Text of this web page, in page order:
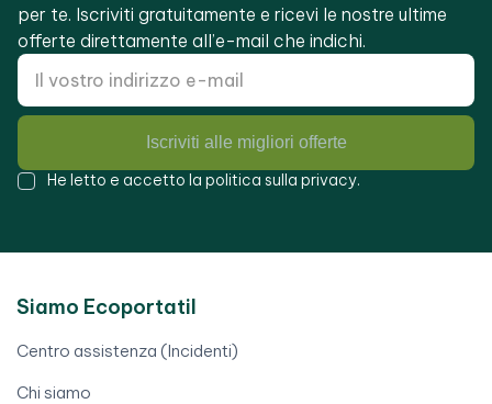
per te. Iscriviti gratuitamente e ricevi le nostre ultime
offerte direttamente all’e-mail che indichi.
Iscriviti alle migliori offerte
He letto e accetto la politica sulla privacy.
Siamo Ecoportatil
Centro assistenza (Incidenti)
Chi siamo